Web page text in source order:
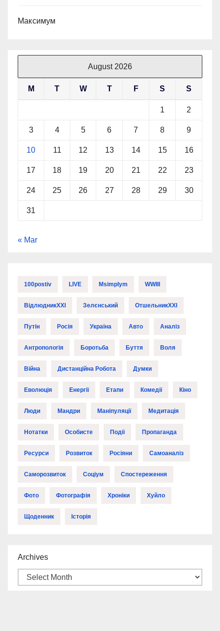
Максимум
August 2026
M T W T F S S
1 2
3 4 5 6 7 8 9
10 11 12 13 14 15 16
17 18 19 20 21 22 23
24 25 26 27 28 29 30
31
« Mar
100postiv LIVE Msimplym WWIII
ВідлюдникXXI Зелєнський ОтшельникXXI
Путін Росія Україна Авто Аналіз
Антропологія Боротьба Буття Воля
Війна Дистанційна Робота Думки
Еволюція Енергії Етапи Комедії Кіно
Люди Мандри Маніпуляції Медитація
Нотатки Особисте Події Пропаганда
Ресурси Розвиток Росіяни Самоаналіз
Саморозвиток Соціум Спостереження
Фото Фотографія Хроніки Хуйло
Щоденник Історія
Archives